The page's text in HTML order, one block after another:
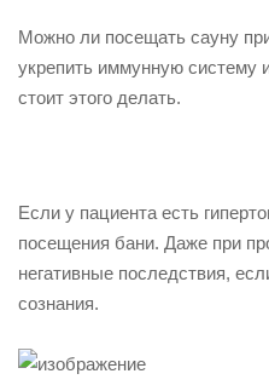
Можно ли посещать сауну
укрепить иммунную систему
стоит этого делать.
Если у пациента есть
посещения бани. Даже при
негативные последствия,
сознания.